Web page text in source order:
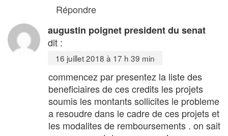
Répondre
augustin poignet president du senat
dit :
16 juillet 2018 à 17 h 39 min
commencez par presentez la liste des
beneficiaires de ces credits les projets
soumis les montants sollicites le probleme
a resoudre dans le cadre de ces projets et
les modalites de remboursements . on sait